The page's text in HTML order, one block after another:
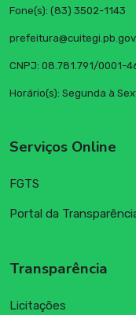
Fone(s): (83) 3502-1143
CNPJ: 08.781.791/0001-
Horário(s): Segunda à
Serviços Online
FGTS
Portal da
Transparência
Licitações